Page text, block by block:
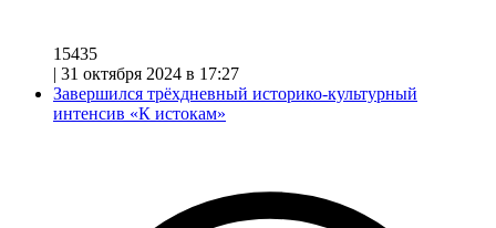
15435
| 31 октября 2024 в 17:27
Завершился трёхдневный историко-культурный
интенсив «К истокам»